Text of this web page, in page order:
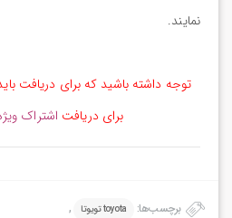
نمایند.
توجه داشته باشید که برای دریافت
برای دریافت اشتراک
برچسب‌ها: toyota تویوتا ,